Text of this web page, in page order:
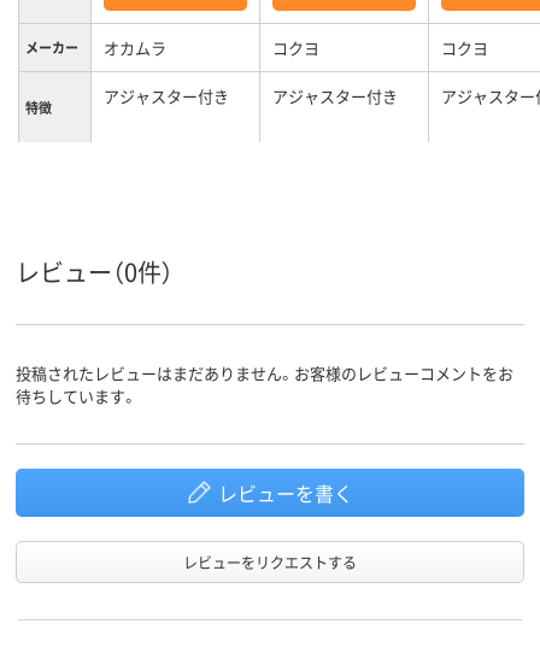
メーカー オカムラ コクヨ コクヨ
特徴 アジャスター付き アジャスター付き アジャスター
レビュー（0件）
投稿されたレビューはまだありません。お客様のレビューコメントをお
待ちしています。
レビューを書く
レビューをリクエストする